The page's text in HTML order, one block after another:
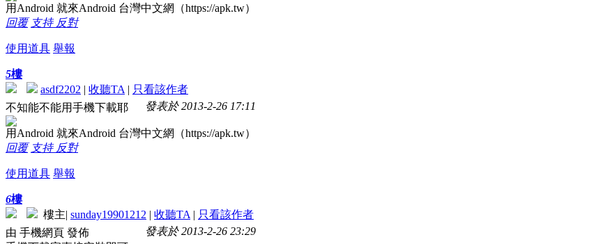
用Android 就來Android 台灣中文網（https://apk.tw）
回覆 支持 反對
使用道具 舉報
5樓
asdf2202 | 收聽TA | 只看該作者
發表於 2013-2-26 17:11
不知能不能用手機下載耶
用Android 就來Android 台灣中文網（https://apk.tw）
回覆 支持 反對
使用道具 舉報
6樓
樓主| sunday19901212 | 收聽TA | 只看該作者
發表於 2013-2-26 23:29
由 手機網頁 發佈